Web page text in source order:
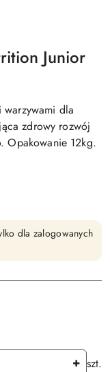
Junior
warzywami dla
zdrowy rozwój
Opakowanie 12kg.
dla zalogowanych
szt.